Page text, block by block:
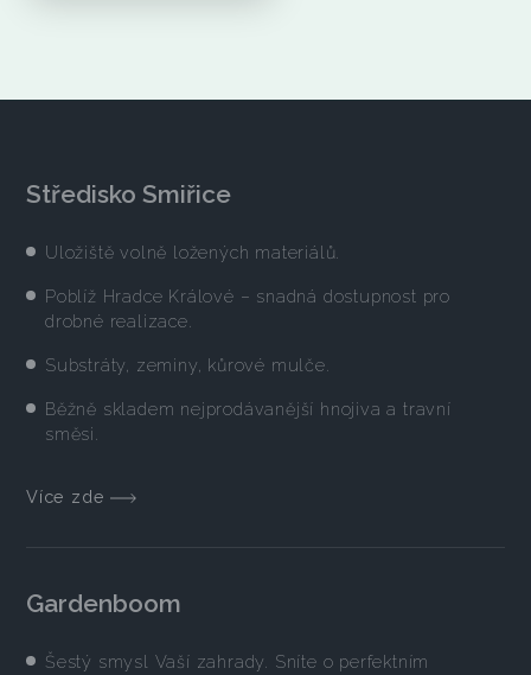
Středisko Smiřice
Uložiště volně ložených materiálů.
Poblíž Hradce Králové – snadná dostupnost pro
drobné realizace.
Substráty, zeminy, kůrové mulče.
Běžně skladem nejprodávanější hnojiva a travní
směsi.
Více zde
Gardenboom
Šestý smysl Vaší zahrady. Sníte o perfektním